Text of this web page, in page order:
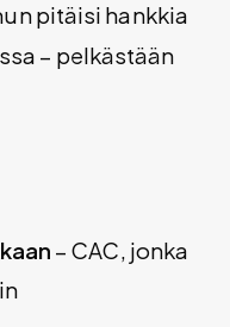
pitäisi hankkia
– pelkästään
– CAC, jonka